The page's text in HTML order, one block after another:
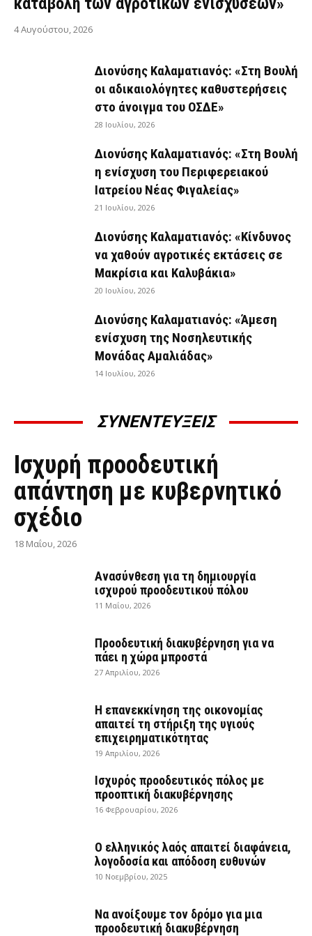
4 Αυγούστου, 2026
Διονύσης Καλαματιανός: «Στη Βουλή
οι αδικαιολόγητες καθυστερήσεις
στο άνοιγμα του ΟΣΔΕ»
28 Ιουλίου, 2026
Διονύσης Καλαματιανός: «Στη Βουλή
η ενίσχυση του Περιφερειακού
Ιατρείου Νέας Φιγαλείας»
21 Ιουλίου, 2026
Διονύσης Καλαματιανός: «Κίνδυνος
να χαθούν αγροτικές εκτάσεις σε
Μακρίσια και Καλυβάκια»
20 Ιουλίου, 2026
Διονύσης Καλαματιανός: «Άμεση
ενίσχυση της Νοσηλευτικής
Μονάδας Αμαλιάδας»
14 Ιουλίου, 2026
ΣΥΝΕΝΤΕΥΞΕΙΣ
ΣΥΝΕΝΤΕΎΞΕΙΣ
Ισχυρή προοδευτική
απάντηση με κυβερνητικό
σχέδιο
18 Μαΐου, 2026
Ανασύνθεση για τη δημιουργία
ισχυρού προοδευτικού πόλου
11 Μαΐου, 2026
Προοδευτική διακυβέρνηση για να
πάει η χώρα μπροστά
27 Απριλίου, 2026
Η επανεκκίνηση της οικονομίας
απαιτεί τη στήριξη της υγιούς
επιχειρηματικότητας
19 Απριλίου, 2026
Ισχυρός προοδευτικός πόλος με
προοπτική διακυβέρνησης
16 Φεβρουαρίου, 2026
Ο ελληνικός λαός απαιτεί διαφάνεια,
λογοδοσία και απόδοση ευθυνών
10 Νοεμβρίου, 2025
Να ανοίξουμε τον δρόμο για μια
προοδευτική διακυβέρνηση